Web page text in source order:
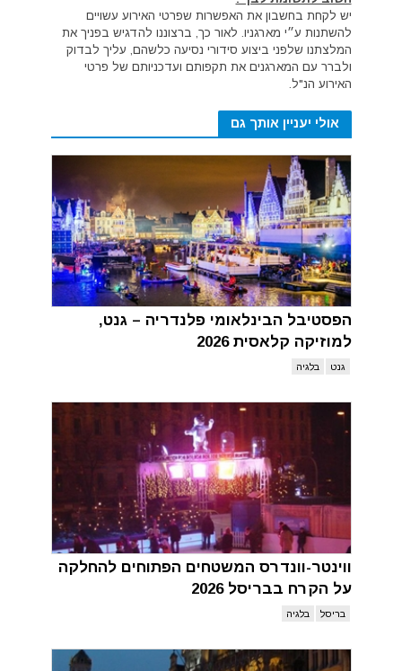
יש לקחת בחשבון את האפשרות שפרטי האירוע עשויים
להשתנות ע״י מארגניו. לאור כך, ברצוננו להדגיש בפניך את
המלצתנו שלפני ביצוע סידורי נסיעה כלשהם, עליך לבדוק
ולברר עם המארגנים את תקפותם ועדכניותם של פרטי
האירוע הנ"ל.
אולי יעניין אותך גם
הפסטיבל הבינלאומי פלנדריה – גנט,
למוזיקה קלאסית 2026
גנט בלגיה
ווינטר-וונדרס המשטחים הפתוחים להחלקה
על הקרח בבריסל 2026
בריסל בלגיה